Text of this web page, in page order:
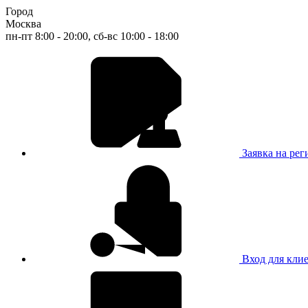
Город
Москва
пн-пт 8:00 - 20:00, сб-вс 10:00 - 18:00
Заявка на
Вход для